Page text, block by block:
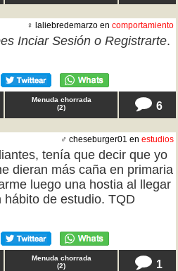
♀ laliebredemarzo en comportamiento
Inciar Sesión o Registrarte.
Menuda chorrada
(2) 6
♂ cheseburger01 en estudios
tenía que decir que yo
dieran más caña en primaria
luego una hostia al llegar
hábito de estudio. TQD
Menuda chorrada
(2) 1